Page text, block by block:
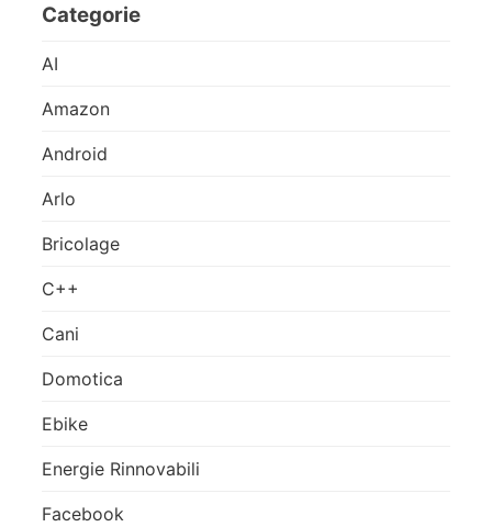
Categorie
AI
Amazon
Android
Arlo
Bricolage
C++
Cani
Domotica
Ebike
Energie Rinnovabili
Facebook